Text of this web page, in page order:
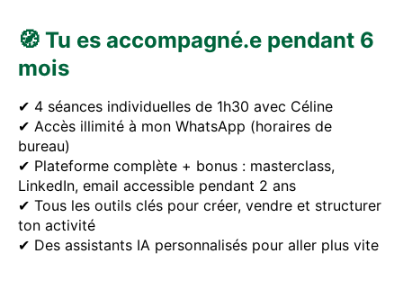
🧭 Tu es accompagné.e pendant 6
mois
✔ 4 séances individuelles de 1h30 avec Céline
✔ Accès illimité à mon WhatsApp (horaires de
bureau)
✔ Plateforme complète + bonus : masterclass,
LinkedIn, email accessible pendant 2 ans
✔ Tous les outils clés pour créer, vendre et structurer
ton activité
✔ Des assistants IA personnalisés pour aller plus vite